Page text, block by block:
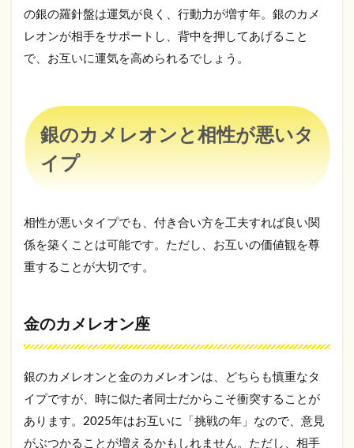
カメ
レオ
ン座
3.2
アン
座
4
レオ
ンに
向い
てい
る仕
職】
5
と
め
の銀の羅針盤は運気が良く、行動力が増す年。銀のカメ
レオンが相手をサポートし、背中を押してあげること
で、お互いに運気を高められるでしょう。
銀のカメレオンと相性が悪いタ
イプ
相性が悪いタイプでも、付き合い方を工夫すれば良い関
係を築くことは可能です。ただし、お互いの価値観を尊
重することが大切です。
金のカメレオン座
銀のカメレオンと金のカメレオンは、どちらも慎重なタ
イプですが、時に似た者同士だからこそ衝突することが
あります。2025年はお互いに「挑戦の年」なので、意見
がぶつかることが増えるかもしれません。ただし、相手